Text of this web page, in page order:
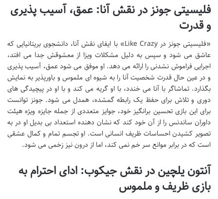
فلیسیتی جونز در نقش آنا: عمق، آسیب پذیری
و قدرت
«فلیسیتی جونز در Like Crazy» با ایفای نقش آنا، دانشجوی بریتانیایی که
عاشق می شود و سپس به دلیل مشکلات ویزا از معشوقش جدا می افتد،
اجرایی فراموش نشدنی را ارائه می دهد. او موفق می شود عمق، آسیب پذیری
و در عین حال قدرت شخصیت آنا را به شیوه ای ملموس و باورپذیر به نمایش
بگذارد. تماشاگر با آنا می خندد، با او گریه می کند و با او در پیچیدگی های
دوری و تلاش برای حفظ یک رابطه گمشده، همدل می شود. جونز توانست
برای این بازی تحسین برانگیز خود، جوایز متعددی از جمله جایزه ویژه هیئت
داوران ساندنس را از آن خود کند که نشان دهنده استعداد بی بدیل او در به
تصویر کشیدن احساسات ظریف انسانی است. او تجسم تمام و کمال عشقی
است که در برابر موانع سر خم نمی کند، اما از درون نیز زخمی می شود.
آنتون یلچین در نقش جیکوب: ادای احترام به
بازی ظریف و ملموس